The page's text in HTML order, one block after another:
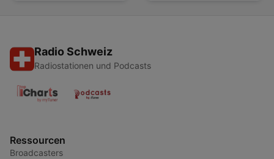
Radio Schweiz
Radiostationen und Podcasts
Ressourcen
Broadcasters